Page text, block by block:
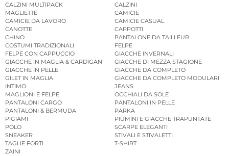
CALZINI MULTIPACK
CALZINI
MAGLIETTE
CAMICIE
CAMICIE DA LAVORO
CAMICIE CASUAL
CANOTTE
CAPPOTTI
CHINO
PANTALONE DA TAILLEUR
COSTUMI TRADIZIONALI
FELPE
FELPE CON CAPPUCCIO
GIACCHE INVERNALI
GIACCHE IN MAGLIA & CARDIGAN
GIACCHE DI MEZZA STAGIONE
GIACCHE IN PELLE
GIACCHE DA COMPLETO
GILET IN MAGLIA
GIACCHE DA COMPLETO MODULARI
INTIMO
JEANS
MAGLIONI E FELPE
OCCHIALI DA SOLE
PANTALONI CARGO
PANTALONI IN PELLE
PANTALONI & BERMUDA
PARKA
PIGIAMI
PIUMINI E GIACCHE TRAPUNTATE
POLO
SCARPE ELEGANTI
SNEAKER
STIVALI E STIVALETTI
TAGLIE FORTI
T-SHIRT
ZAINI